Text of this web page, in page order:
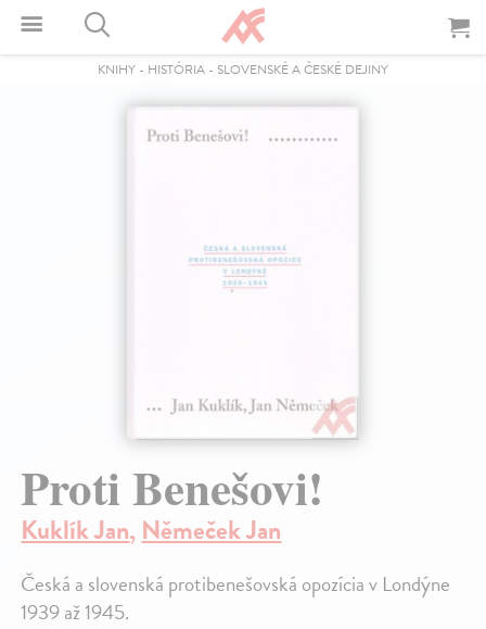
KNIHY - HISTÓRIA - SLOVENSKÉ A ČESKÉ DEJINY
Proti Benešovi!
Kuklík Jan,Němeček Jan
Česká a slovenská protibenešovská opozícia v Londýne
1939 až 1945.